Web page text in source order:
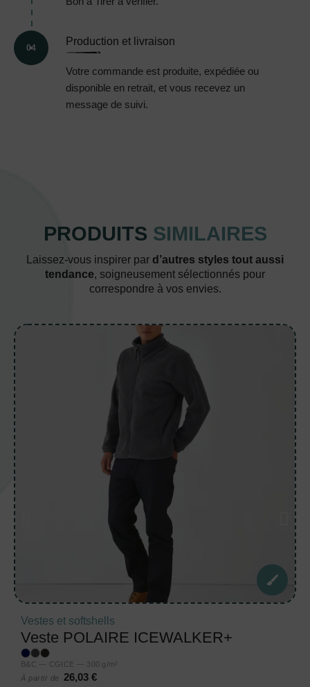
04
Production et livraison
Votre commande est produite, expédiée ou
disponible en retrait, et vous recevez un
message de suivi.
PRODUITS SIMILAIRES
Laissez-vous inspirer par d’autres styles tout aussi
tendance, soigneusement sélectionnés pour
correspondre à vos envies.
Vestes et softshells
Veste POLAIRE ICEWALKER+
B&C — CGICE — 300 g/m²
À partir de
26,03 €